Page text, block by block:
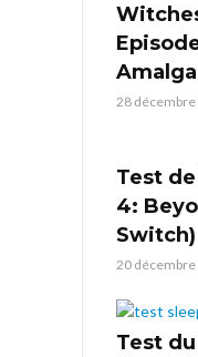
28 décembre
Test
4:
Switch)
20 décembre
Test du